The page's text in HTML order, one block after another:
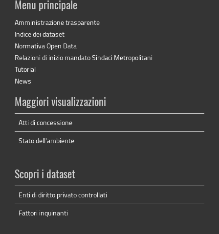
Menu principale
Amministrazione trasparente
Indice dei dataset
Normativa Open Data
Relazioni di inizio mandato Sindaci Metropolitani
Tutorial
News
Maggiori visualizzazioni
Atti di concessione
Stato dell'ambiente
Scopri i dataset
Enti di diritto privato controllati
Fattori inquinanti